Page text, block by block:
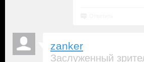
zanker
Заслуженный